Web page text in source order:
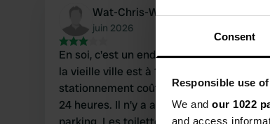
Consent
Responsible use
We and our 1022
and access
Wat-Chris-Weet_1983
juin 2026
En soi, c'est un endroit agréable pour se
la vieille ville est à 10 minutes à pied. Mais
stationnement coûte maintenant 80 BAM
24 heures. Il n'y a aucun service ; c'est